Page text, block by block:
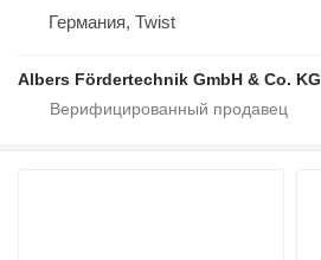
Германия, Twist
Albers Fördertechnik GmbH & Co. KG